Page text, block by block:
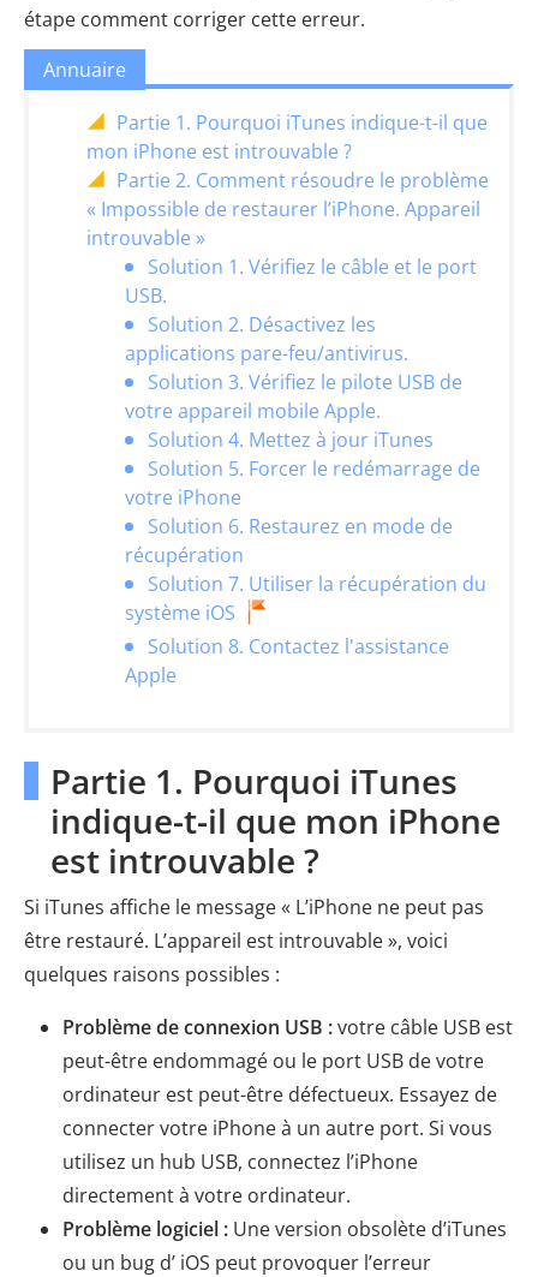
étape comment corriger cette erreur.
Annuaire
Partie 1. Pourquoi iTunes indique-t-il que
mon iPhone est introuvable ?
Partie 2. Comment résoudre le problème
« Impossible de restaurer l’iPhone. Appareil
introuvable »
Solution 1. Vérifiez le câble et le port
USB.
Solution 2. Désactivez les
applications pare-feu/antivirus.
Solution 3. Vérifiez le pilote USB de
votre appareil mobile Apple.
Solution 4. Mettez à jour iTunes
Solution 5. Forcer le redémarrage de
votre iPhone
Solution 6. Restaurez en mode de
récupération
Solution 7. Utiliser la récupération du
système iOS
Solution 8. Contactez l'assistance
Apple
Partie 1. Pourquoi iTunes
indique-t-il que mon iPhone
est introuvable ?
Si iTunes affiche le message « L’iPhone ne peut pas
être restauré. L’appareil est introuvable », voici
quelques raisons possibles :
Problème de connexion USB :votre câble USB est
peut-être endommagé ou le port USB de votre
ordinateur est peut-être défectueux. Essayez de
connecter votre iPhone à un autre port. Si vous
utilisez un hub USB, connectez l’iPhone
directement à votre ordinateur.
Problème logiciel : Une version obsolète d’iTunes
ou un bug d’ iOS peut provoquer l’erreur